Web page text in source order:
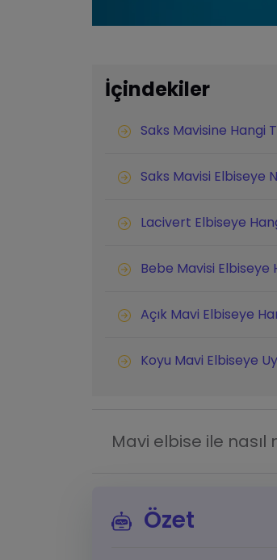
İçindekiler
Saks Mavisine Hangi
Saks Mavisi Elbiseye
Lacivert Elbiseye
Bebe Mavisi Elbiseye
Açık Mavi Elbiseye
Koyu Mavi Elbiseye
Mavi elbise ile nasıl
Özet